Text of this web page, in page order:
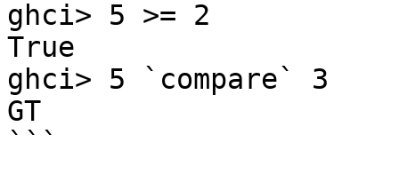
ghci> 5 >= 2
True
ghci> 5 `compare` 3
GT
```